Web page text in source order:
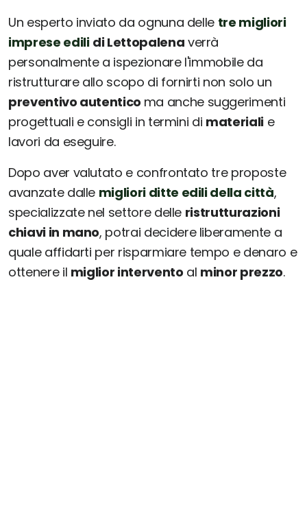
Un esperto inviato da ognuna delle tre migliori
imprese edili di Lettopalena verrà
personalmente a ispezionare l'immobile da
ristrutturare allo scopo di fornirti non solo un
preventivo autentico ma anche suggerimenti
progettuali e consigli in termini di materialie
lavori da eseguire.
Dopo aver valutato e confrontato tre proposte
avanzate dalle migliori ditte edili della città,
specializzate nel settore delle ristrutturazioni
chiavi in mano, potrai decidere liberamente a
quale affidarti per risparmiare tempo e denaro e
ottenere il miglior intervento al minor prezzo.